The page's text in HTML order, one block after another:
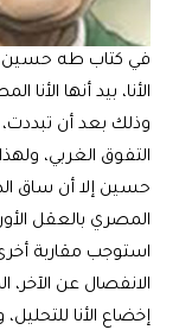
في كتاب طه حسين
الأنا، بيد أنها
وذلك بعد أن
التفوق الغربي،
حسين إلا أن ساق
المصري بالعقل
استوجب مقاربة
الانفصال عن
إخضاع الأنا